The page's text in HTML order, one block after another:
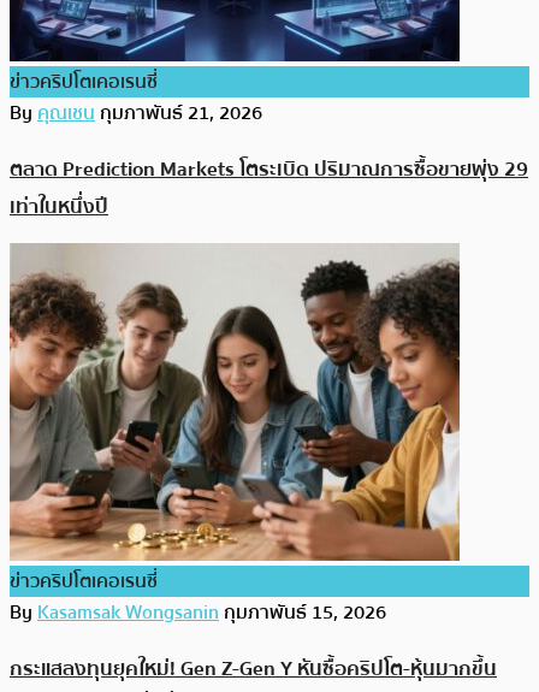
ข่าวคริปโตเคอเรนซี่
Byคุณเชนกุมภาพันธ์ 21, 2026
ตลาด Prediction Markets โตระเบิด ปริมาณการซื้อขายพุ่ง 29
เท่าในหนึ่งปี
ข่าวคริปโตเคอเรนซี่
ByKasamsak Wongsaninกุมภาพันธ์ 15, 2026
กระแสลงทุนยุคใหม่! Gen Z-Gen Y หันซื้อคริปโต-หุ้นมากขึ้น